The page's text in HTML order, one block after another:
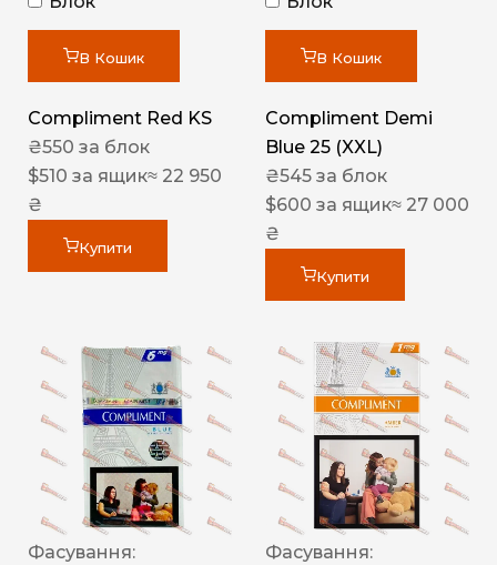
В Кошик
Compliment Red KS
₴550 за блок
$510 за ящик≈ 22 950
₴
Купити
В Кошик
Compliment Demi
Blue 25 (XXL)
₴545 за блок
$600 за ящик≈ 27 000
₴
Купити
Фасування:
Фасування: